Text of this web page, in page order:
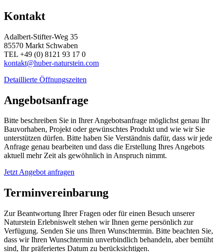
Kontakt
Adalbert-Stifter-Weg 35
85570 Markt Schwaben
TEL +49 (0) 8121 93 17 0
kontakt@huber-naturstein.com
Detaillierte Öffnungszeiten
Angebotsanfrage
Bitte beschreiben Sie in Ihrer Angebotsanfrage möglichst genau Ihr
Bauvorhaben, Projekt oder gewünschtes Produkt und wie wir Sie
unterstützen dürfen. Bitte haben Sie Verständnis dafür, dass wir jede
Anfrage genau bearbeiten und dass die Erstellung Ihres Angebots
aktuell mehr Zeit als gewöhnlich in Anspruch nimmt.
Jetzt Angebot anfragen
Terminvereinbarung
Zur Beantwortung Ihrer Fragen oder für einen Besuch unserer
Naturstein Erlebniswelt stehen wir Ihnen gerne persönlich zur
Verfügung. Senden Sie uns Ihren Wunschtermin. Bitte beachten Sie,
dass wir Ihren Wunschtermin unverbindlich behandeln, aber bemüht
sind, Ihr präferiertes Datum zu berücksichtigen.